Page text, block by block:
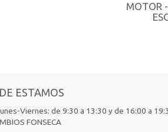
MOTOR
ESTAMOS
Viernes: de 9:30 a 13:30 y de 16:00 a
FONSECA